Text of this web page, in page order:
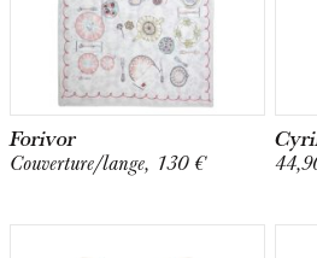
Forivor
Couverture/lange, 130 €